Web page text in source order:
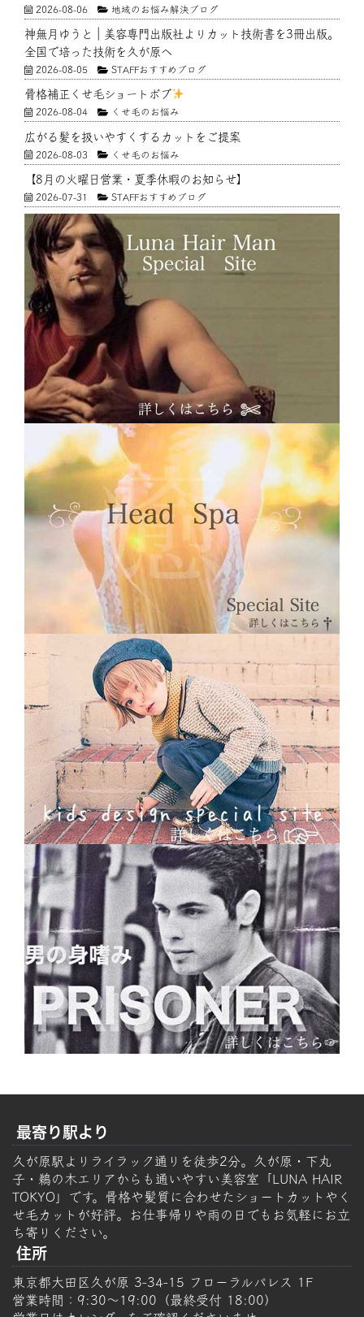
2026-08-06 地域のお悩み解決ブログ
神無月ゆうと｜美容専門出版社よりカット技術書を3冊出版。
全国で培った技術を久が原へ
2026-08-05 STAFFおすすめブログ
骨格補正くせ毛ショートボブ
2026-08-04 くせ毛のお悩み
広がる髪を扱いやすくするカットをご提案
2026-08-03 くせ毛のお悩み
【8月の火曜日営業・夏季休暇のお知らせ】
2026-07-31 STAFFおすすめブログ
最寄り駅より
久が原駅よりライラック通りを徒歩2分。久が原・下丸
子・鵜の木エリアからも通いやすい美容室「LUNA HAIR
TOKYO」です。骨格や髪質に合わせたショートカットやく
せ毛カットが好評。お仕事帰りや雨の日でもお気軽にお立
ち寄りください。
住所
東京都大田区久が原 3-34-15 フローラルパレス 1F
営業時間：9:30～19:00（最終受付 18:00）